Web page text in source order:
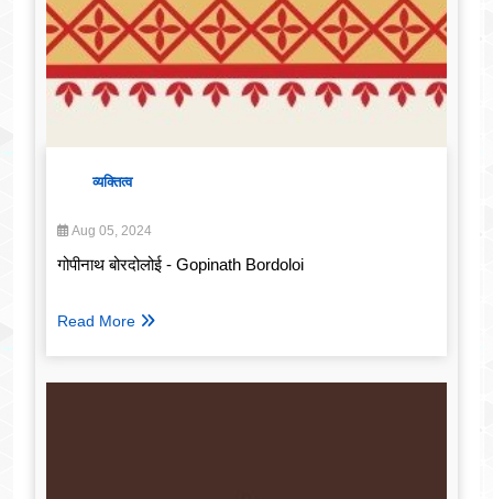
व्यक्तित्व
Aug 05, 2024
गोपीनाथ बोरदोलोई - Gopinath Bordoloi
Read More